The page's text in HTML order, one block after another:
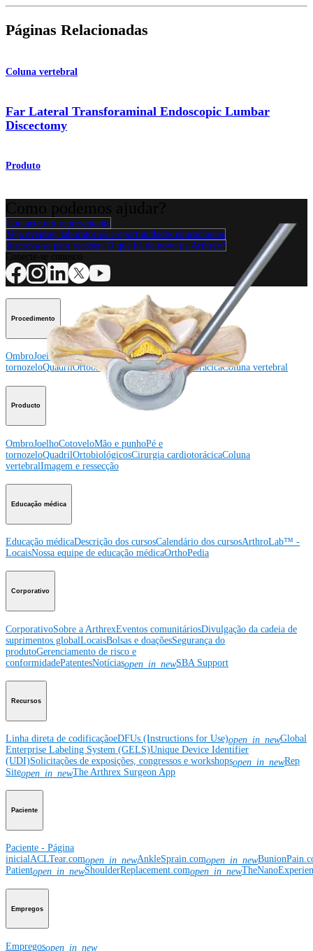
Páginas Relacionadas
Coluna vertebral
Far Lateral Transforaminal Endoscopic Lumbar
Discectomy
Produto
Contacte um representante
Veja eventos, laboratórios e oportunidades educacionais
Inscreva-se para receber: O que há de novo na Arthrex?
Procedimento
OmbroJoelhoCotoveloMão e punhoPé e
tornozeloQuadrilOrtobiológicosCirurgia cardiotorácicaColuna vertebral
Producto
OmbroJoelhoCotoveloMão e punhoPé e
tornozeloQuadrilOrtobiológicosCirurgia cardiotorácicaColuna
vertebralImagem e ressecção
Educação médica
Educação médicaDescrição dos cursosCalendário dos cursosArthroLab™ -
LocaisNossa equipe de educação médicaOrthoPedia
Corporativo
CorporativoSobre a ArthrexEventos comunitáriosDivulgação da cadeia de
suprimentos globalLocaisBolsas e doaçõesSegurança do
produtoGerenciamento de risco e
conformidadePatentesNotíciasopen_in_newSBA Support
Recursos
Linha direta de codificaçãoeDFUs (Instructions for Use)open_in_newGlobal
Enterprise Labeling System (GELS)Unique Device Identifier
(UDI)Solicitações de exposições, congressos e workshopsopen_in_newRep
Siteopen_in_newThe Arthrex Surgeon App
Paciente
Paciente - Página
inicialACLTear.comopen_in_newAnkleSprain.comopen_in_new
Patientopen_in_newShoulderReplacement.comopen_in_new
Empregos
Empregosopen_in_new